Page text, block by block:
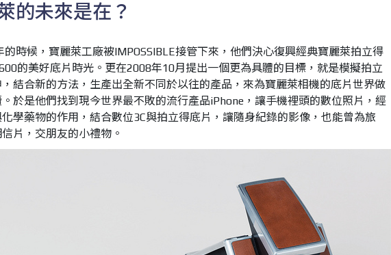
的未來是在？
的時候，寶麗萊工廠被IMPOSSIBLE接管下來，他們決心復興經典寶麗萊拍立得
600的美好底片時光。更在2008年10月提出一個更為具體的目標，就是模擬拍立
結合新的方法，生產出全新不同於以往的產品，來為寶麗萊相機的底片世界做
於是他們找到現今世界最不敗的流行產品iPhone，讓手機裡頭的數位照片，經
學藥物的作用，結合數位3C與拍立得底片，讓隨身紀錄的影像，也能曾為旅
片，交朋友的小禮物。